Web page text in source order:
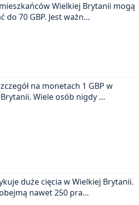
Wielkiej Brytanii mogą
do 70 GBP. Jest ważn…
na monetach 1 GBP w
Wiele osób nigdy …
duże cięcia w Wielkiej Brytanii.
nawet 250 pra…